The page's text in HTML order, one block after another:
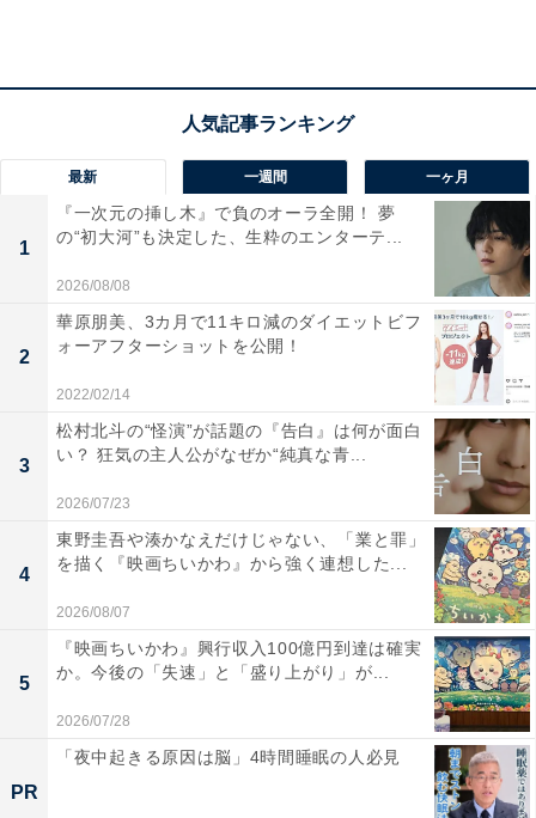
江夏豊（大阪学院大学高－阪神ほか）
プロ野球史上シーズン最多奪三振の記録を持つ江夏豊。
中学時代は野球のほかに砲丸投げや相撲などをしていた
という異色の経歴の持ち主でしたが、高校入学後は野球
に専念。制球力に乏しいところがあったために変化球を
一切教わらなかったという現在では考えられないプロセ
スを踏んでいますが、エースとして成長。しかし、高校
最新 一週間 一ヶ月
1
『一次元の挿し木』で負のオーラ全開！ 夢
の“初大河”も決定した、生粋のエンターテ...
2026/08/08
2
華原朋美、3カ月で11キロ減のダイエットビフ
ォーアフターショットを公開！
2022/02/14
3
松村北斗の“怪演”が話題の『告白』は何が面白
い？ 狂気の主人公がなぜか“純真な青...
2026/07/23
4
東野圭吾や湊かなえだけじゃない、「業と罪」
を描く『映画ちいかわ』から強く連想した...
2026/08/07
5
『映画ちいかわ』興行収入100億円到達は確実
か。今後の「失速」と「盛り上がり」が...
2026/07/28
PR
「夜中起きる原因は脳」4時間睡眠の人必見